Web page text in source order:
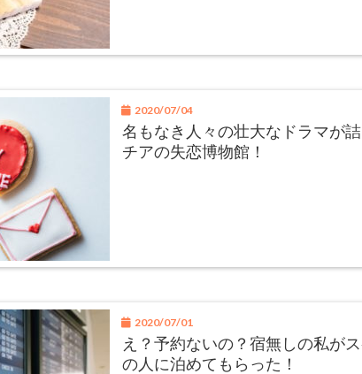
2020/07/04
名もなき人々の壮大なドラマが
チアの失恋博物館！
2020/07/01
え？予約ないの？宿無しの私が
の人に泊めてもらった！